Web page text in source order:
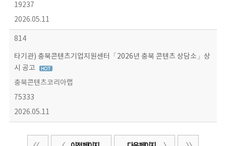
19237
2026.05.11
814
타기관) 충북콘텐츠기업지원센터「2026년 충북 콘텐츠 상담소」상
시 공고
충북콘텐츠코리아랩
75333
2026.05.11